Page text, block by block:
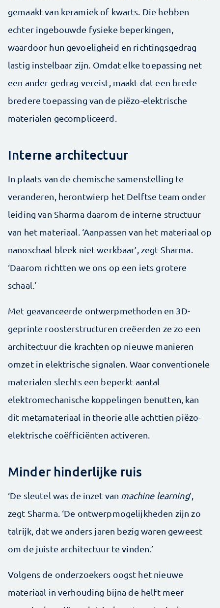
gemaakt van keramiek of kwarts. Die hebben
echter ingebouwde fysieke beperkingen,
waardoor hun gevoeligheid en richtingsgedrag
lastig instelbaar zijn. Omdat elke toepassing net
een ander gedrag vereist, maakt dat een brede
bredere toepassing van de piëzo-elektrische
materialen gecompliceerd.
Interne architectuur
In plaats van de chemische samenstelling te
veranderen, herontwierp het Delftse team onder
leiding van Sharma daarom de interne structuur
van het materiaal. ‘Aanpassen van het materiaal op
nanoschaal bleek niet werkbaar’, zegt Sharma.
‘Daarom richtten we ons op een iets grotere
schaal.’
Met geavanceerde ontwerpmethoden en 3D-
geprinte roosterstructuren creëerden ze zo een
architectuur die krachten op nieuwe manieren
omzet in elektrische signalen. Waar conventionele
materialen slechts een beperkt aantal
elektromechanische koppelingen benutten, kan
dit metamateriaal in theorie alle achttien piëzo-
elektrische coëfficiënten activeren.
Minder hinderlijke ruis
‘De sleutel was de inzet van machine learning’,
zegt Sharma. ‘De ontwerpmogelijkheden zijn zo
talrijk, dat we anders jaren bezig waren geweest
om de juiste architectuur te vinden.’
Volgens de onderzoekers oogst het nieuwe
materiaal in verhouding bijna de helft meer